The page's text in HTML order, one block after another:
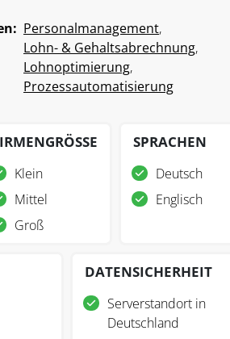
Personalmanagement,
Lohn- & Gehaltsabrechnung,
Lohnoptimierung,
Prozessautomatisierung
Klein
Mittel
Groß
SPRACHEN
Deutsch
Englisch
DATENSICHERHEIT
Serverstandort in
Deutschland